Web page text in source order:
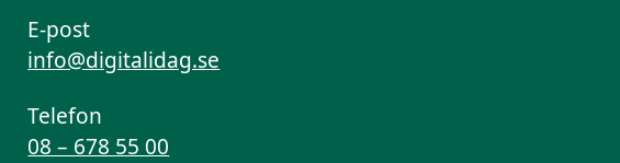
E-post
info@digitalidag.se
Telefon
08 – 678 55 00